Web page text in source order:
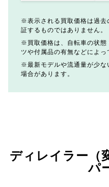
表示される買取価格は過
証するものではありません。
買取価格は、自転車の状
ツや付属品の有無などによっ
最新モデルや流通量が少
場合があります。
ディレイラー（
パ